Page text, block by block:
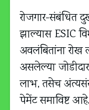
रोजगार-संबंधित
झाल्यास ESIC
अवलंबितांना रोख
असलेल्या
लाभ, तसेच
पेमेंट समाविष्ट आहे.